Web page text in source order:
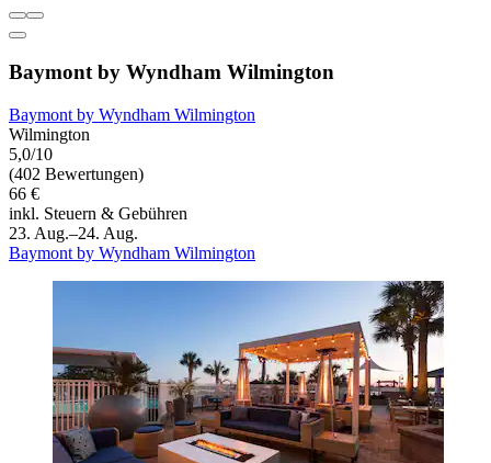
Baymont by Wyndham Wilmington
Baymont by Wyndham Wilmington
Wilmington
5,0/10
(402 Bewertungen)
66 €
inkl. Steuern & Gebühren
23. Aug.–24. Aug.
Baymont by Wyndham Wilmington